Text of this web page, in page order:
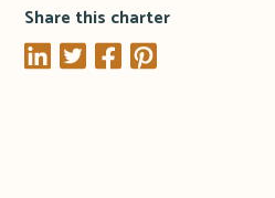
Share this charter